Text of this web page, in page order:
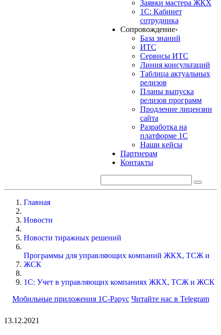
Заявки мастера ЖКХ
1С: Кабинет
сотрудника
Сопровождение›
База знаний
ИТС
Сервисы ИТС
Линия консультаций
Таблица актуальных
релизов
Планы выпуска
релизов программ
Продление лицензии
сайта
Разработка на
платформе 1С
Наши кейсы
Партнерам
Контакты
Главная
Новости
Новости тиражных решений
Программы для управляющих компаний ЖКХ, ТСЖ и
ЖСК
1С: Учет в управляющих компаниях ЖКХ, ТСЖ и ЖСК
Мобильные приложения 1С-Рарус Читайте нас в Telegram
13.12.2021